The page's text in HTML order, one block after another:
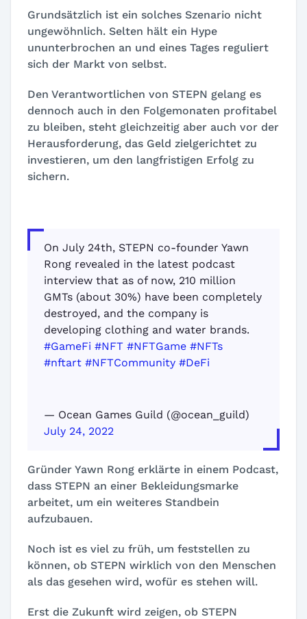
Grundsätzlich ist ein solches Szenario nicht
ungewöhnlich. Selten hält ein Hype
ununterbrochen an und eines Tages reguliert
sich der Markt von selbst.
Den Verantwortlichen von STEPN gelang es
dennoch auch in den Folgemonaten profitabel
zu bleiben, steht gleichzeitig aber auch vor der
Herausforderung, das Geld zielgerichtet zu
investieren, um den langfristigen Erfolg zu
sichern.
On July 24th, STEPN co-founder Yawn
Rong revealed in the latest podcast
interview that as of now, 210 million
GMTs (about 30%) have been completely
destroyed, and the company is
developing clothing and water brands.
#GameFi #NFT #NFTGame #NFTs
#nftart #NFTCommunity #DeFi
— Ocean Games Guild (@ocean_guild)
July 24, 2022
Gründer Yawn Rong erklärte in einem Podcast,
dass STEPN an einer Bekleidungsmarke
arbeitet, um ein weiteres Standbein
aufzubauen.
Noch ist es viel zu früh, um feststellen zu
können, ob STEPN wirklich von den Menschen
als das gesehen wird, wofür es stehen will.
Erst die Zukunft wird zeigen, ob STEPN